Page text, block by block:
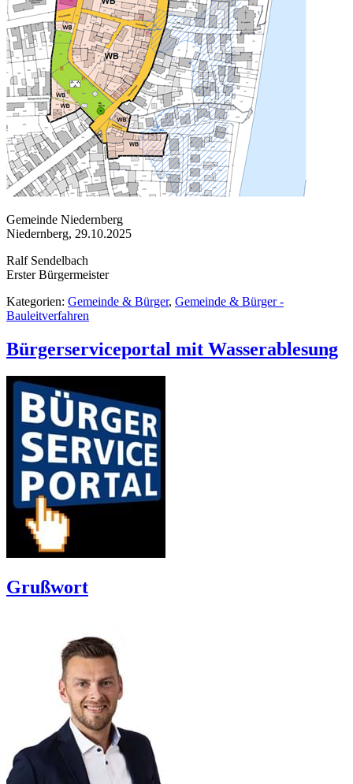
Gemeinde Niedernberg
Niedernberg, 29.10.2025
Ralf Sendelbach
Erster Bürgermeister
Kategorien: Gemeinde & Bürger, Gemeinde & Bürger -
Bauleitverfahren
Bürgerserviceportal mit Wasserablesung
Grußwort